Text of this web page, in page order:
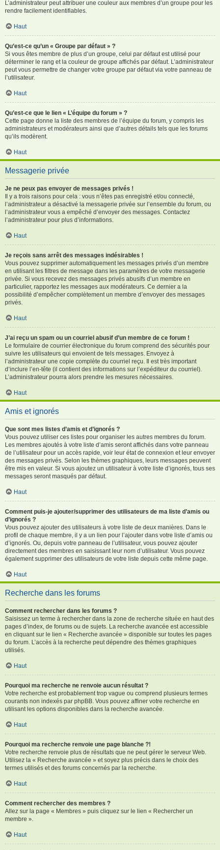
L’administrateur peut attribuer une couleur aux membres d’un groupe pour les
rendre facilement identifiables.
Haut
Qu’est-ce qu’un « Groupe par défaut » ?
Si vous êtes membre de plus d’un groupe, celui par défaut est utilisé pour
déterminer le rang et la couleur de groupe affichés par défaut. L’administrateur
peut vous permettre de changer votre groupe par défaut via votre panneau de
l’utilisateur.
Haut
Qu’est-ce que le lien « L’équipe du forum » ?
Cette page donne la liste des membres de l’équipe du forum, y compris les
administrateurs et modérateurs ainsi que d’autres détails tels que les forums
qu’ils modèrent.
Haut
Messagerie privée
Je ne peux pas envoyer de messages privés !
Il y a trois raisons pour cela : vous n’êtes pas enregistré et/ou connecté,
l’administrateur a désactivé la messagerie privée sur l’ensemble du forum, ou
l’administrateur vous a empêché d’envoyer des messages. Contactez
l’administrateur pour plus d’informations.
Haut
Je reçois sans arrêt des messages indésirables !
Vous pouvez supprimer automatiquement les messages privés d’un membre
en utilisant les filtres de message dans les paramètres de votre messagerie
privée. Si vous recevez des messages privés abusifs d’un membre en
particulier, rapportez les messages aux modérateurs. Ce dernier a la
possibilité d’empêcher complètement un membre d’envoyer des messages
privés.
Haut
J’ai reçu un spam ou un courriel abusif d’un membre de ce forum !
Le formulaire de courrier électronique du forum comprend des sécurités pour
suivre les utilisateurs qui envoient de tels messages. Envoyez à
l’administrateur une copie complète du courriel reçu. Il est très important
d’inclure l’en-tête (il contient des informations sur l’expéditeur du courriel).
L’administrateur pourra alors prendre les mesures nécessaires.
Haut
Amis et ignorés
Que sont mes listes d’amis et d’ignorés ?
Vous pouvez utiliser ces listes pour organiser les autres membres du forum.
Les membres ajoutés à votre liste d’amis seront affichés dans votre panneau
de l’utilisateur pour un accès rapide, voir leur état de connexion et leur envoyer
des messages privés. Selon les thèmes graphiques, leurs messages peuvent
être mis en valeur. Si vous ajoutez un utilisateur à votre liste d’ignorés, tous ses
messages seront masqués par défaut.
Haut
Comment puis-je ajouter/supprimer des utilisateurs de ma liste d’amis ou
d’ignorés ?
Vous pouvez ajouter des utilisateurs à votre liste de deux manières. Dans le
profil de chaque membre, il y a un lien pour l’ajouter dans votre liste d’amis ou
d’ignorés. Ou, depuis votre panneau de l’utilisateur, vous pouvez ajouter
directement des membres en saisissant leur nom d’utilisateur. Vous pouvez
également supprimer des utilisateurs de votre liste depuis cette même page.
Haut
Recherche dans les forums
Comment rechercher dans les forums ?
Saisissez un terme à rechercher dans la zone de recherche située en haut des
pages d’index, de forums ou de sujets. La recherche avancée est accessible
en cliquant sur le lien « Recherche avancée » disponible sur toutes les pages
du forum. L’accès à la recherche peut dépendre des thèmes graphiques
utilisés.
Haut
Pourquoi ma recherche ne renvoie aucun résultat ?
Votre recherche est probablement trop vague ou comprend plusieurs termes
courants non indexés par phpBB. Vous pouvez affiner votre recherche en
utilisant les options disponibles dans la recherche avancée.
Haut
Pourquoi ma recherche renvoie une page blanche ?!
Votre recherche renvoie plus de résultats que ne peut gérer le serveur Web.
Utilisez la « Recherche avancée » et soyez plus précis dans le choix des
termes utilisés et des forums concernés par la recherche.
Haut
Comment rechercher des membres ?
Allez sur la page « Membres » puis cliquez sur le lien « Rechercher un
membre ».
Haut